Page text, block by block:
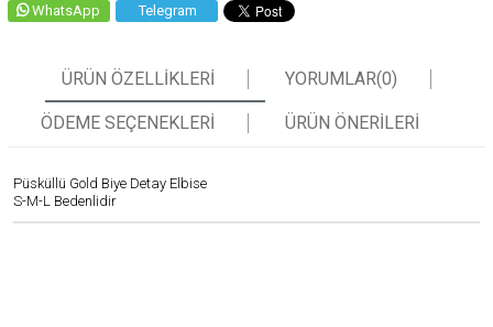
WhatsApp Telegram
ÜRÜN ÖZELLIKLERI YORUMLAR(0)
ÖDEME SEÇENEKLERI ÜRÜN ÖNERILERI
Püsküllü Gold Biye Detay Elbise
S-M-L Bedenlidir